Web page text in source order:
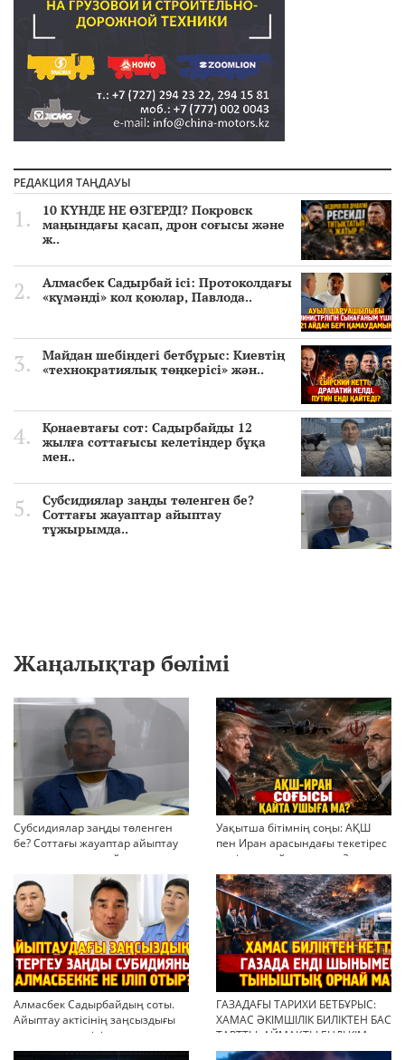
РЕДАКЦИЯ ТАҢДАУЫ
10 КҮНДЕ НЕ ӨЗГЕРДІ? Покровск
маңындағы қасап, дрон соғысы және
ж..
Алмасбек Садырбай ісі: Протоколдағы
«күмәнді» кол қоюлар, Павлода..
Майдан шебіндегі бетбұрыс: Киевтің
«технократиялық төңкерісі» жән..
Қонаевтағы сот: Садырбайды 12
жылға соттағысы келетіндер бұқа
мен..
Субсидиялар заңды төленген бе?
Соттағы жауаптар айыптау
тұжырымда..
Жаңалықтар бөлімі
Субсидиялар заңды төленген
бе? Соттағы жауаптар айыптау
тұжырымдарын қайта қарауға
негіз бола ала ма?
Уақытша бітімнің соңы: АҚШ
пен Иран арасындағы текетірес
неліктен қайта ушықты?
Алмасбек Садырбайдың соты.
Айыптау актісінің заңсыздығы
мен қолдан өсірілген
миллиондар
ГАЗАДАҒЫ ТАРИХИ БЕТБҰРЫС:
ХАМАС ӘКІМШІЛІК БИЛІКТЕН БАС
ТАРТТЫ. АЙМАҚТЫ ЕНДІ КІМ
БАСҚАРАДЫ?